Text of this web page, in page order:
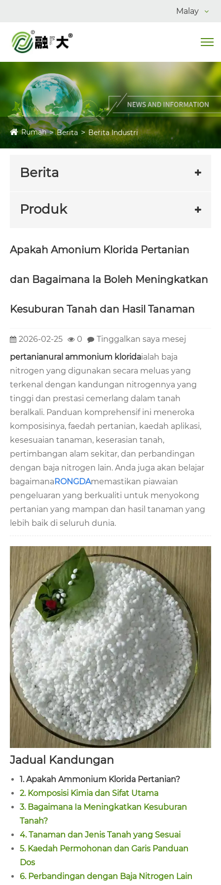
Malay
Rumah Berita Berita Industri
Berita
Produk
Apakah Amonium Klorida Pertanian
dan Bagaimana Ia Boleh Meningkatkan
Kesuburan Tanah dan Hasil Tanaman
2026-02-25 0
Tinggalkan saya mesej
pertanianural ammonium kloridaialah baja
nitrogen yang digunakan secara meluas yang
terkenal dengan kandungan nitrogennya yang
tinggi dan prestasi cemerlang dalam tanah
beralkali. Panduan komprehensif ini meneroka
komposisinya, faedah pertanian, kaedah aplikasi,
kesesuaian tanaman, keserasian tanah,
pertimbangan alam sekitar, dan perbandingan
dengan baja nitrogen lain. Anda juga akan belajar
bagaimanaRONGDAmemastikan piawaian
pengeluaran yang berkualiti untuk menyokong
pertanian yang mampan dan hasil tanaman yang
lebih baik di seluruh dunia.
Jadual Kandungan
1. Apakah Ammonium Klorida Pertanian?
2. Komposisi Kimia dan Sifat Utama
3. Bagaimana Ia Meningkatkan Kesuburan
Tanah?
4. Tanaman dan Jenis Tanah yang Sesuai
5. Kaedah Permohonan dan Garis Panduan
Dos
6. Perbandingan dengan Baja Nitrogen Lain